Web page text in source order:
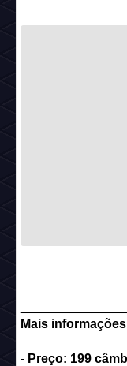
Mais
- Preço: 199